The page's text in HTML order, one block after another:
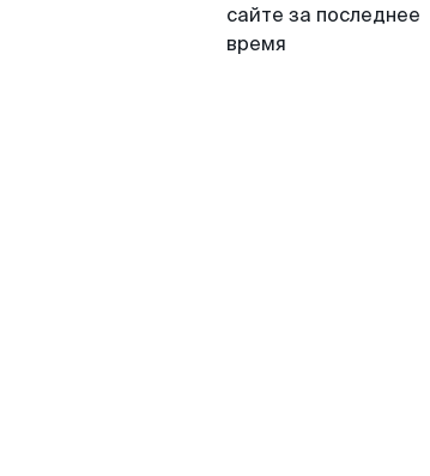
сайте за последнее
время